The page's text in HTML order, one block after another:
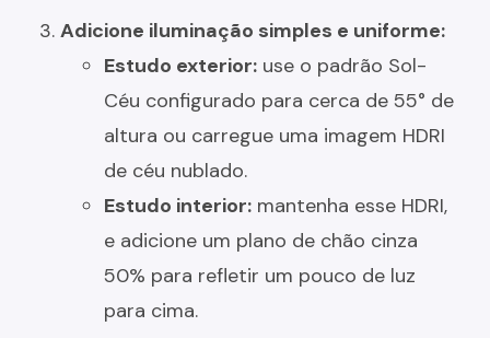
Adicione iluminação simples e uniforme:
Estudo exterior: use o padrão Sol-
Céu configurado para cerca de 55° de
altura ou carregue uma imagem HDRI
de céu nublado.
Estudo interior: mantenha esse HDRI,
e adicione um plano de chão cinza
50% para refletir um pouco de luz
para cima.